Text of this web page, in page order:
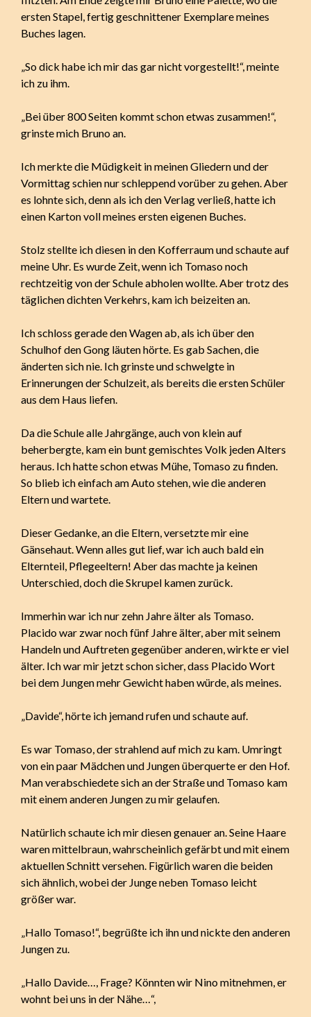
ersten Stapel, fertig geschnittener Exemplare meines
Buches lagen.
„So dick habe ich mir das gar nicht vorgestellt!“, meinte
ich zu ihm.
„Bei über 800 Seiten kommt schon etwas zusammen!“,
grinste mich Bruno an.
Ich merkte die Müdigkeit in meinen Gliedern und der
Vormittag schien nur schleppend vorüber zu gehen. Aber
es lohnte sich, denn als ich den Verlag verließ, hatte ich
einen Karton voll meines ersten eigenen Buches.
Stolz stellte ich diesen in den Kofferraum und schaute auf
meine Uhr. Es wurde Zeit, wenn ich Tomaso noch
rechtzeitig von der Schule abholen wollte. Aber trotz des
täglichen dichten Verkehrs, kam ich beizeiten an.
Ich schloss gerade den Wagen ab, als ich über den
Schulhof den Gong läuten hörte. Es gab Sachen, die
änderten sich nie. Ich grinste und schwelgte in
Erinnerungen der Schulzeit, als bereits die ersten Schüler
aus dem Haus liefen.
Da die Schule alle Jahrgänge, auch von klein auf
beherbergte, kam ein bunt gemischtes Volk jeden Alters
heraus. Ich hatte schon etwas Mühe, Tomaso zu finden.
So blieb ich einfach am Auto stehen, wie die anderen
Eltern und wartete.
Dieser Gedanke, an die Eltern, versetzte mir eine
Gänsehaut. Wenn alles gut lief, war ich auch bald ein
Elternteil, Pflegeeltern! Aber das machte ja keinen
Unterschied, doch die Skrupel kamen zurück.
Immerhin war ich nur zehn Jahre älter als Tomaso.
Placido war zwar noch fünf Jahre älter, aber mit seinem
Handeln und Auftreten gegenüber anderen, wirkte er viel
älter. Ich war mir jetzt schon sicher, dass Placido Wort
bei dem Jungen mehr Gewicht haben würde, als meines.
„Davide“, hörte ich jemand rufen und schaute auf.
Es war Tomaso, der strahlend auf mich zu kam. Umringt
von ein paar Mädchen und Jungen überquerte er den Hof.
Man verabschiedete sich an der Straße und Tomaso kam
mit einem anderen Jungen zu mir gelaufen.
Natürlich schaute ich mir diesen genauer an. Seine Haare
waren mittelbraun, wahrscheinlich gefärbt und mit einem
aktuellen Schnitt versehen. Figürlich waren die beiden
sich ähnlich, wobei der Junge neben Tomaso leicht
größer war.
„Hallo Tomaso!“, begrüßte ich ihn und nickte den anderen
Jungen zu.
„Hallo Davide…, Frage? Könnten wir Nino mitnehmen, er
wohnt bei uns in der Nähe…“,